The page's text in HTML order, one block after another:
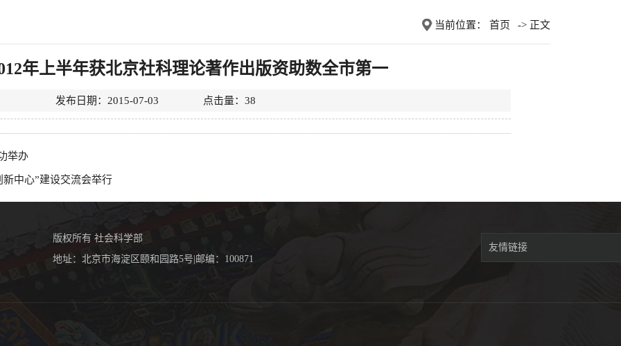
当前位置： 首页 -> 正文
年上半年获北京社科理论著作出版资助数全市第一
发布日期：2015-07-03 点击量： 38
举办
中心”建设交流会举行
版权所有 社会科学部
地址：北京市海淀区颐和园路5号|邮编：100871
友情链接